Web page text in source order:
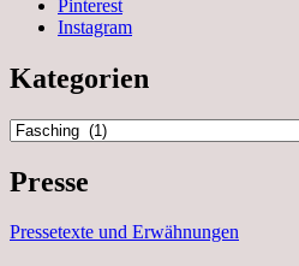
Pinterest
Instagram
Kategorien
Kategorien
Presse
Pressetexte und Erwähnungen